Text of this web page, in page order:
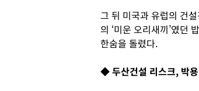
그 뒤 미국과 유럽의 건
의 ‘미운 오리새끼’였던
한숨을 돌렸다.
◆ 두산건설 리스크, 박